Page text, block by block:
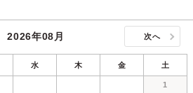
2026年08月 次へ
水 木 金 土
1